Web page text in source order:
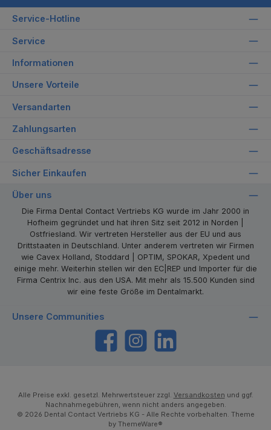
Service-Hotline
Service
Informationen
Unsere Vorteile
Versandarten
Zahlungsarten
Geschäftsadresse
Sicher Einkaufen
Über uns
Die Firma Dental Contact Vertriebs KG wurde im Jahr 2000 in
Hofheim gegründet und hat ihren Sitz seit 2012 in Norden |
Ostfriesland. Wir vertreten Hersteller aus der EU und aus
Drittstaaten in Deutschland. Unter anderem vertreten wir Firmen
wie Cavex Holland, Stoddard | OPTIM, SPOKAR, Xpedent und
einige mehr. Weiterhin stellen wir den EC|REP und Importer für die
Firma Centrix Inc. aus den USA. Mit mehr als 15.500 Kunden sind
wir eine feste Größe im Dentalmarkt.
Unsere Communities
https://www.facebook.com/dentalcontact
Instagram
Alle Preise exkl. gesetzl. Mehrwertsteuer zzgl. Versandkosten und ggf.
Nachnahmegebühren, wenn nicht anders angegeben.
© 2026 Dental Contact Vertriebs KG - Alle Rechte vorbehalten. Theme
by ThemeWare®